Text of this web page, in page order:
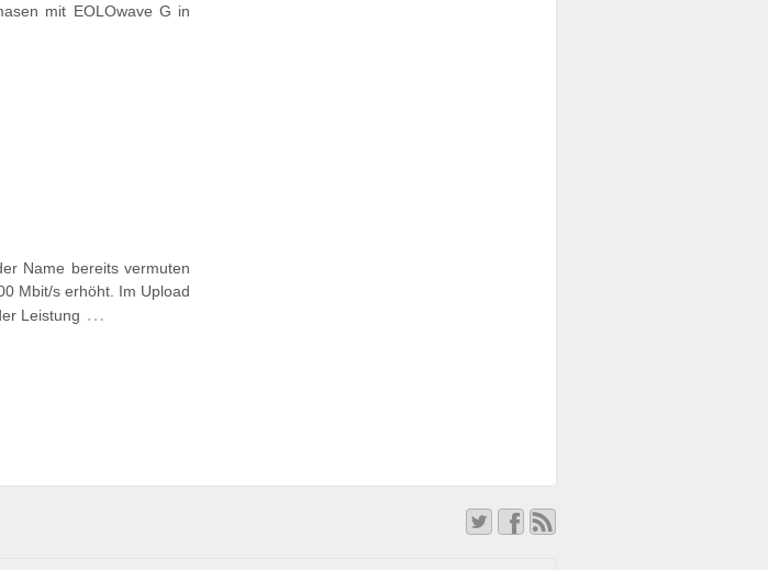
mit EOLOwave G in
Name bereits vermuten
Mbit/s erhöht. Im Upload
Leistung …